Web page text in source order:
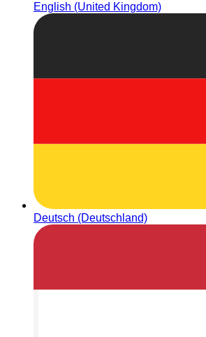
English (United Kingdom)
Deutsch (Deutschland)